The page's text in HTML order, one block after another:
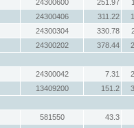
24300600 251.97
24300406 311.22
24300304 330.78
24300202 378.44
24300042 7.31
13409200 151.2
581550
43.3